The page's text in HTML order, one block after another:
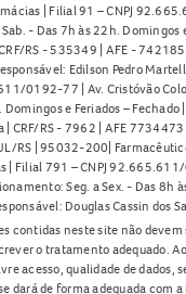
| Filial 91 – CNPJ
- Das 7h às 22h.
RS - 535349 | AFE -
Edilson Pedro
0192-77 | Av. Cristóvão
e Feriados –
CRF/RS - 7962 | AFE
RS | 95032-200|
| Filial 791 – CNPJ
Seg. a Sex. - Das
Douglas Cassin
contidas neste site não
o tratamento adequado.
acesso, qualidade de
dará de forma adequada com